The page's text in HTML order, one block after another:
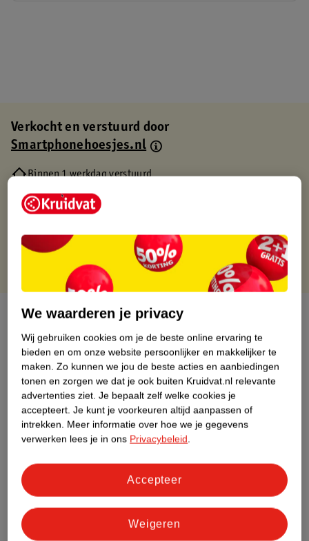
Verkocht en verstuurd door
Smartphonehoesjes.nl
Binnen 1 werkdag verstuurd
Gratis thuisbezorgd
Gratis retourneren via verkooppartner.
Over dit product
Productinformatie
Etiketinformatie
Nature Impact Score
Impact Score.
Meer informatie
Bestel & Bezorginformatie
We waarderen je privacy
Wij gebruiken cookies om je de beste online ervaring te
bieden en om onze website persoonlijker en makkelijker te
maken. Zo kunnen we jou de beste acties en aanbiedingen
tonen en zorgen we dat je ook buiten Kruidvat.nl relevante
advertenties ziet. Je bepaalt zelf welke cookies je
accepteert. Je kunt je voorkeuren altijd aanpassen of
intrekken. Meer informatie over hoe we je gegevens
verwerken lees je in ons Privacybeleid.
Weigeren
Accepteer